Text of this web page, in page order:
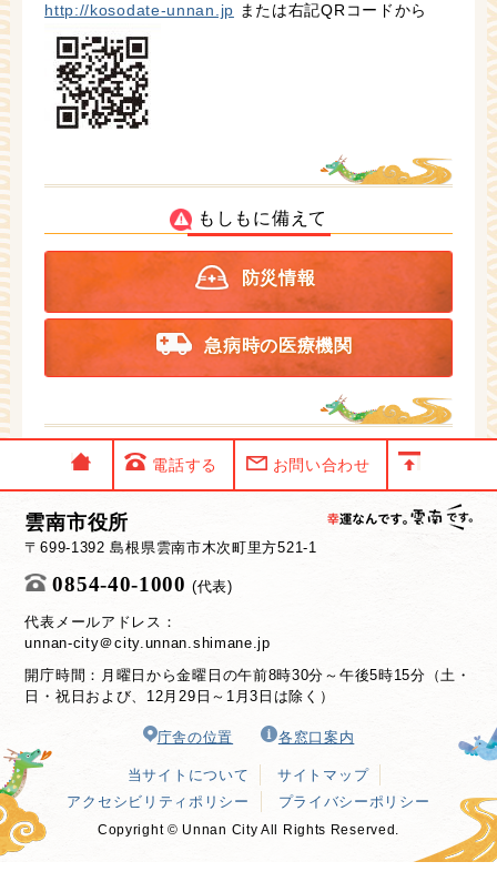
http://kosodate-unnan.jp または右記QRコードから
もしもに備えて
防災情報
急病時の医療機関
電話する お問い合わせ
雲南市役所
〒699-1392 島根県雲南市木次町里方521-1
0854-40-1000 (代表)
代表メールアドレス：
unnan-city＠city.unnan.shimane.jp
開庁時間：月曜日から金曜日の午前8時30分～午後5時15分（土・
日・祝日および、12月29日～1月3日は除く）
庁舎の位置 各窓口案内
当サイトについて
サイトマップ
アクセシビリティポリシー
プライバシーポリシー
Copyright © Unnan City All Rights Reserved.